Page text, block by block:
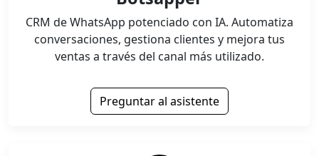
CRM de WhatsApp potenciado con IA. Automatiza
conversaciones, gestiona clientes y mejora tus
ventas a través del canal más utilizado.
Preguntar al asistente